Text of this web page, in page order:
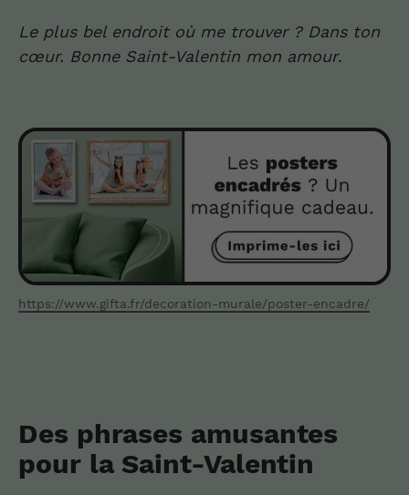
Le plus bel endroit où me trouver ? Dans ton
cœur. Bonne Saint-Valentin mon amour.
https://www.gifta.fr/decoration-murale/poster-encadre/
Des phrases amusantes
pour la Saint-Valentin